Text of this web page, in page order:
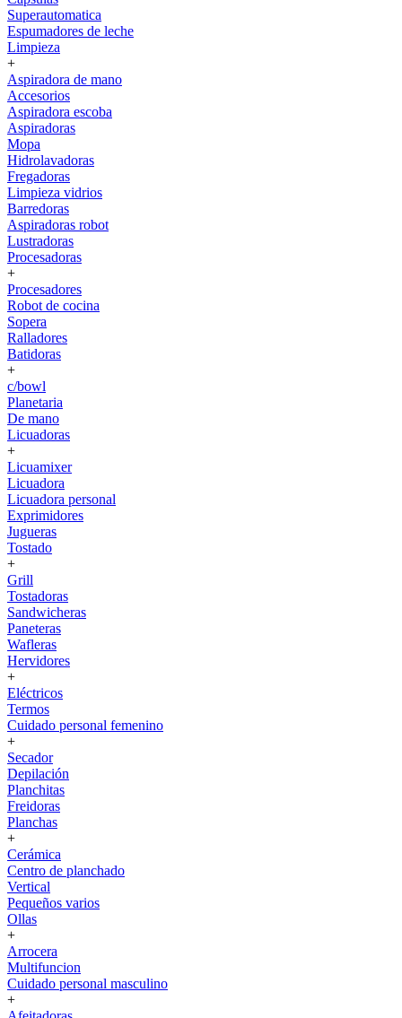
Superautomatica
Espumadores de leche
Limpieza
+
Aspiradora de mano
Accesorios
Aspiradora escoba
Aspiradoras
Mopa
Hidrolavadoras
Fregadoras
Limpieza vidrios
Barredoras
Aspiradoras robot
Lustradoras
Procesadoras
+
Procesadores
Robot de cocina
Sopera
Ralladores
Batidoras
+
c/bowl
Planetaria
De mano
Licuadoras
+
Licuamixer
Licuadora
Licuadora personal
Exprimidores
Jugueras
Tostado
+
Grill
Tostadoras
Sandwicheras
Paneteras
Wafleras
Hervidores
+
Eléctricos
Termos
Cuidado personal femenino
+
Secador
Depilación
Planchitas
Freidoras
Planchas
+
Cerámica
Centro de planchado
Vertical
Pequeños varios
Ollas
+
Arrocera
Multifuncion
Cuidado personal masculino
+